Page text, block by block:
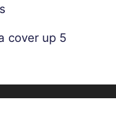
cover up 5